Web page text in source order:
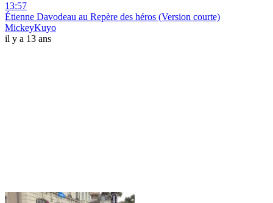
13:57
Étienne Davodeau au Repère des héros (Version courte)
MickeyKuyo
il y a 13 ans